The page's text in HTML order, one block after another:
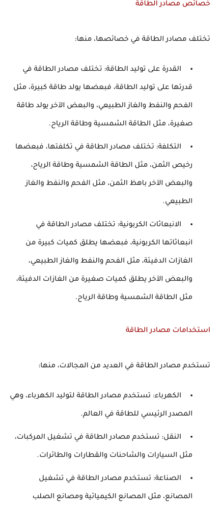
خصائص مصادر الطاقة
تختلف مصادر الطاقة في خصائصها، منها:
القدرة على توليد الطاقة: تختلف مصادر الطاقة في
قدرتها على توليد الطاقة، فبعضها يولد طاقة كبيرة، مثل
الفحم والنفط والغاز الطبيعي، والبعض الآخر يولد طاقة
صغيرة، مثل الطاقة الشمسية وطاقة الرياح.
التكلفة: تختلف مصادر الطاقة في تكلفتها، فبعضها
رخيص الثمن، مثل الطاقة الشمسية وطاقة الرياح،
والبعض الآخر باهظ الثمن، مثل الفحم والنفط والغاز
الطبيعي.
الانبعاثات الكربونية: تختلف مصادر الطاقة في
انبعاثاتها الكربونية، فبعضها يطلق كميات كبيرة من
الغازات الدفيئة، مثل الفحم والنفط والغاز الطبيعي،
والبعض الآخر يطلق كميات صغيرة من الغازات الدفيئة،
مثل الطاقة الشمسية وطاقة الرياح.
استخدامات مصادر الطاقة
تستخدم مصادر الطاقة في العديد من المجالات، منها:
الكهرباء: تستخدم مصادر الطاقة لتوليد الكهرباء، وهي
المصدر الرئيسي للطاقة في العالم.
النقل: تستخدم مصادر الطاقة في تشغيل المركبات،
مثل السيارات والشاحنات والقطارات والطائرات.
الصناعة: تستخدم مصادر الطاقة في تشغيل
المصانع، مثل المصانع الكيميائية ومصانع الصلب